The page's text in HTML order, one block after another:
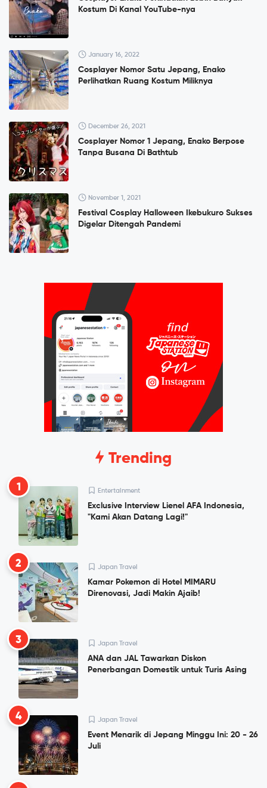
Kostum Di Kanal YouTube-nya
January 16, 2022
Cosplayer Nomor Satu Jepang, Enako
Perlihatkan Ruang Kostum Miliknya
December 26, 2021
Cosplayer Nomor 1 Jepang, Enako Berpose
Tanpa Busana Di Bathtub
November 1, 2021
Festival Cosplay Halloween Ikebukuro Sukses
Digelar Ditengah Pandemi
Trending
1 Entertainment
Exclusive Interview Lienel AFA Indonesia,
"Kami Akan Datang Lagi!"
2 Japan Travel
Kamar Pokemon di Hotel MIMARU
Direnovasi, Jadi Makin Ajaib!
3 Japan Travel
ANA dan JAL Tawarkan Diskon
Penerbangan Domestik untuk Turis Asing
4 Japan Travel
Event Menarik di Jepang Minggu Ini: 20 - 26
Juli